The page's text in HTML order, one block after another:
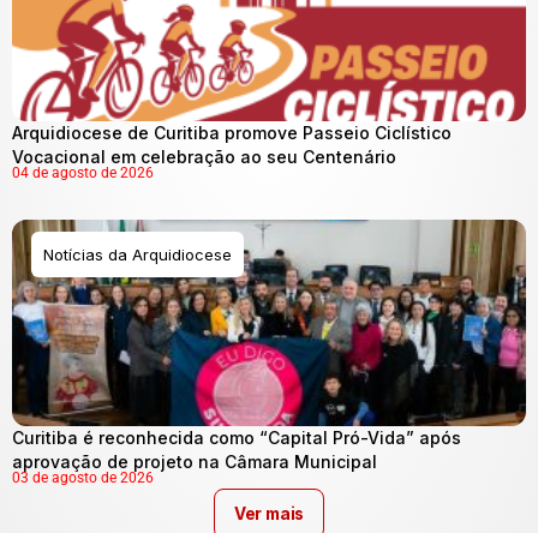
Arquidiocese de Curitiba promove Passeio Ciclístico
Vocacional em celebração ao seu Centenário
04 de agosto de 2026
Notícias da Arquidiocese
Curitiba é reconhecida como “Capital Pró-Vida” após
aprovação de projeto na Câmara Municipal
03 de agosto de 2026
Ver mais